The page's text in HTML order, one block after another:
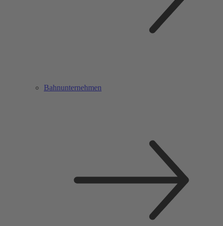
Bahnunternehmen